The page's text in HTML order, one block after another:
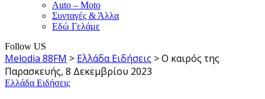
Auto – Moto
Συνταγές & Άλλα
Εδώ Γελάμε
Follow US
Melodia 88FM > Ελλάδα Ειδήσεις >Ο καιρός της
Παρασκευής, 8 Δεκεμβρίου 2023
Ελλάδα Ειδήσεις